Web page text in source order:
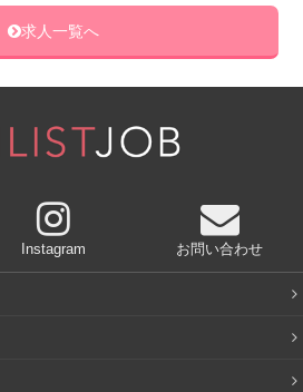
求人一覧へ
Instagram お問い合わせ